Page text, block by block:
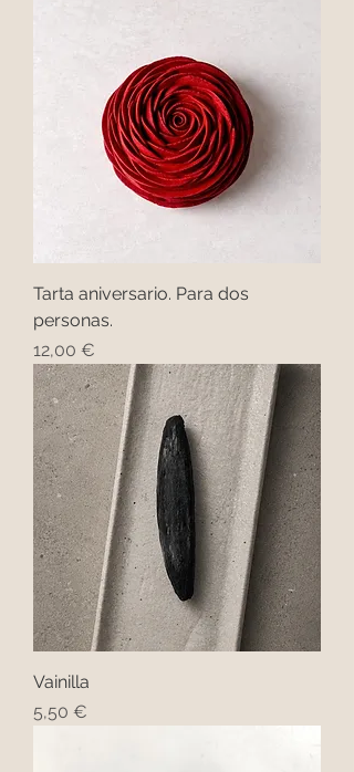
Tarta aniversario. Para dos
personas.
Precio
12,00 €
Vainilla
Precio
5,50 €